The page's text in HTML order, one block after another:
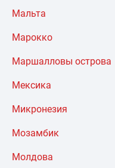
Мальта
Марокко
Маршалловы острова
Мексика
Микронезия
Мозамбик
Молдова